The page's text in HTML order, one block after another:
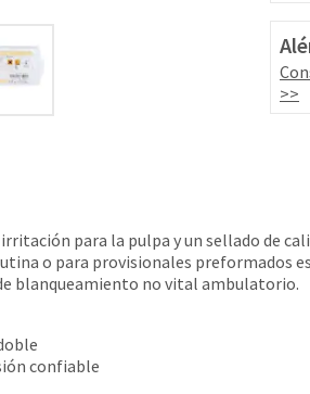
>>
para la pulpa y un sellado de
o para provisionales preformados
blanqueamiento no vital ambulatorio.
confiable